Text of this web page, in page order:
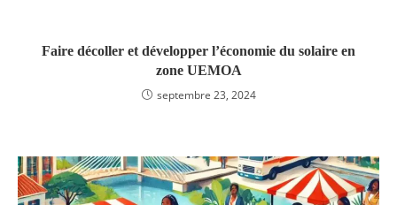
Faire décoller et développer l’économie du solaire en
zone UEMOA
septembre 23, 2024